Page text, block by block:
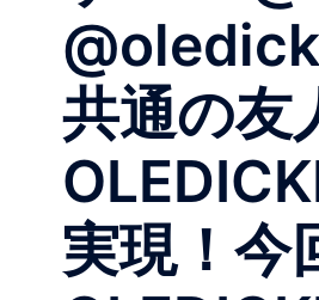
共通の友
実現！今